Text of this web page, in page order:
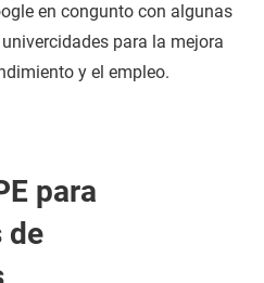
en congunto con algunas
para la mejora
y el empleo.
para
de